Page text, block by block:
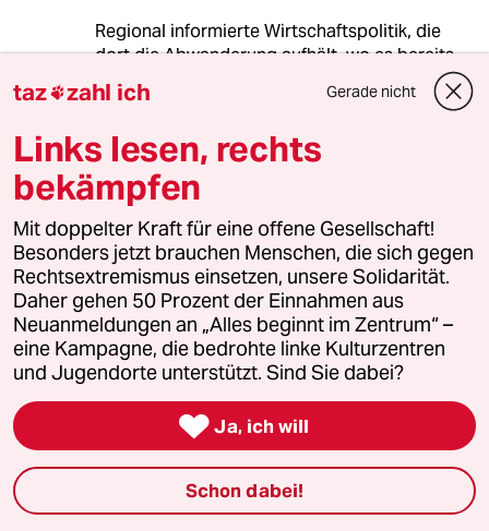
Regional informierte Wirtschaftspolitik, die
dort die Abwanderung aufhält, wo es bereits
jetzt reichlich Leerstand gibt, hülfe mehr.
S Shaftoe
07.02.2019
@BigRed:
Korrekt.
Wenn der Neubau regional
konzentriert und ggfs auch noch aus
Bundesmitteln erfolgt, dann ist das
auch noch eine Objektsubvention, die
regionale Divergenz verstärkt. Die
Skalen- und Netzwerkeffekte, von
denen Städte und Ballungszentren
sowieso profitieren, gehen durch
staatlich subventionierten
Wohnungsbau dort - der vielleicht
auch noch gut gemacht wird - nicht
taz zahl ich Gerade nicht
Links lesen, rechts
bekämpfen
Mit doppelter Kraft für eine offene Gesellschaft!
Besonders jetzt brauchen Menschen, die sich gegen
Rechtsextremismus einsetzen, unsere Solidarität.
Daher gehen 50 Prozent der Einnahmen aus
Neuanmeldungen an „Alles beginnt im Zentrum“ –
eine Kampagne, die bedrohte linke Kulturzentren
und Jugendorte unterstützt. Sind Sie dabei?
 Ja, ich will
Schon dabei!